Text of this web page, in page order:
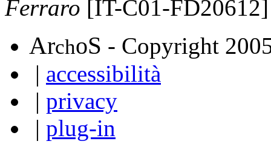
Ferraro [IT-C01-FD20612]
ArchoS - Copyright
| accessibilità
| privacy
| plug-in